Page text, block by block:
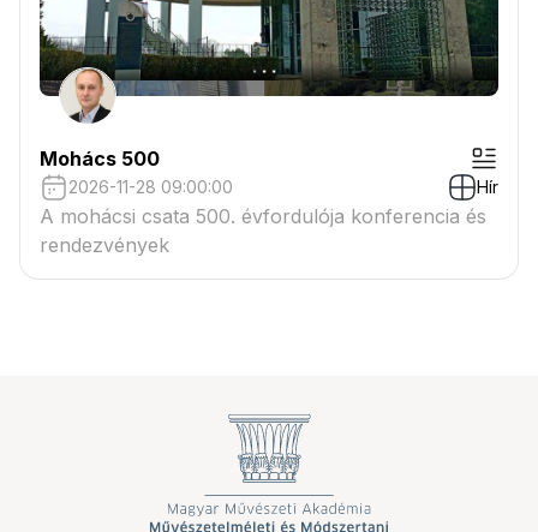
Mohács 500
2026-11-28 09:00:00 Hír
A mohácsi csata 500. évfordulója konferencia és
rendezvények